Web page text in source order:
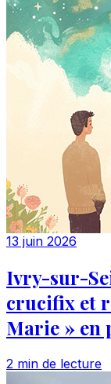
13 juin 2026
Ivry-sur-
crucifix et
Marie » en
2 min de lecture